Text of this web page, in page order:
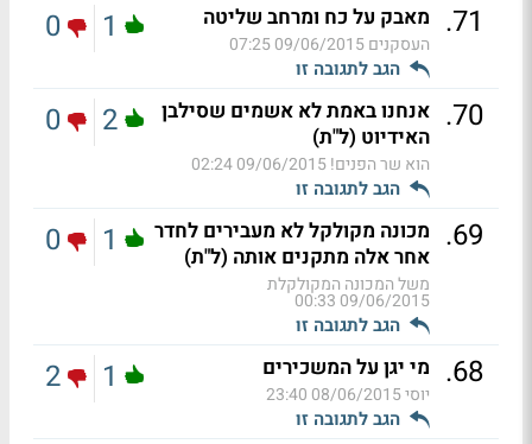
71
. מאבק על כח ומרחב שליטה
העסקנים09/06/2015 07:25
הגב לתגובה זו
1
0
70
. אנחנו באמת לא אשמים שסילבן
האידיוט (ל"ת)
הוא שר הפנים!09/06/2015 02:24
הגב לתגובה זו
2
0
69
. מכונה מקולקל לא מעבירים לחדר
אחר אלה מתקנים אותה (ל"ת)
משל המכונה המקולקלת
09/06/2015 00:33
הגב לתגובה זו
1
0
68
. מי יגן על המשכירים
יוסי08/06/2015 23:40
הגב לתגובה זו
1
2